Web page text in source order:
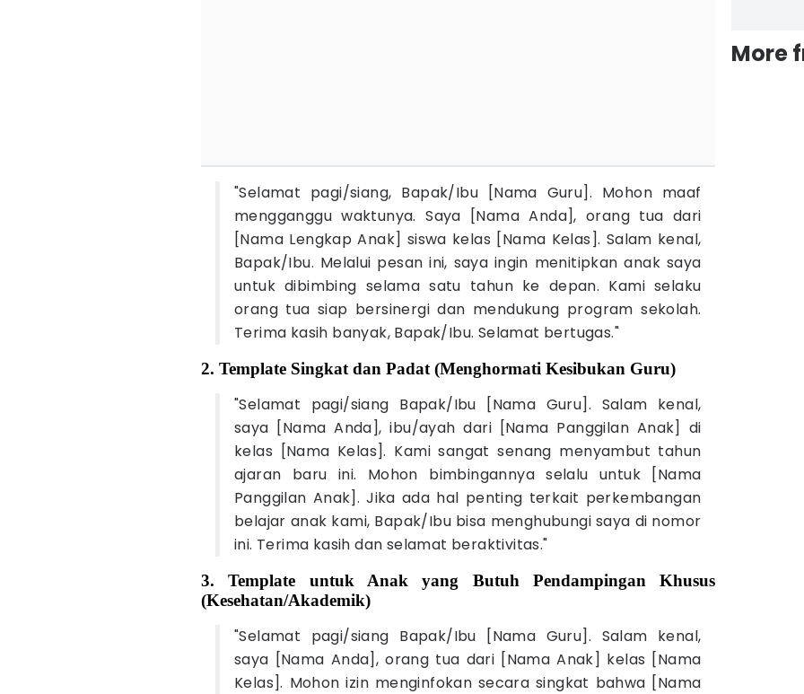
"Selamat pagi/siang, Bapak/Ibu [Nama Guru]. Mohon maaf
mengganggu waktunya. Saya [Nama Anda], orang tua dari
[Nama Lengkap Anak] siswa kelas [Nama Kelas]. Salam kenal,
Bapak/Ibu. Melalui pesan ini, saya ingin menitipkan anak saya
untuk dibimbing selama satu tahun ke depan. Kami selaku
orang tua siap bersinergi dan mendukung program sekolah.
Terima kasih banyak, Bapak/Ibu. Selamat bertugas."
2. Template Singkat dan Padat (Menghormati Kesibukan Guru)
"Selamat pagi/siang Bapak/Ibu [Nama Guru]. Salam kenal,
saya [Nama Anda], ibu/ayah dari [Nama Panggilan Anak] di
kelas [Nama Kelas]. Kami sangat senang menyambut tahun
ajaran baru ini. Mohon bimbingannya selalu untuk [Nama
Panggilan Anak]. Jika ada hal penting terkait perkembangan
belajar anak kami, Bapak/Ibu bisa menghubungi saya di nomor
ini. Terima kasih dan selamat beraktivitas."
3. Template untuk Anak yang Butuh Pendampingan Khusus
(Kesehatan/Akademik)
"Selamat pagi/siang Bapak/Ibu [Nama Guru]. Salam kenal,
saya [Nama Anda], orang tua dari [Nama Anak] kelas [Nama
Kelas]. Mohon izin menginfokan secara singkat bahwa [Nama
More